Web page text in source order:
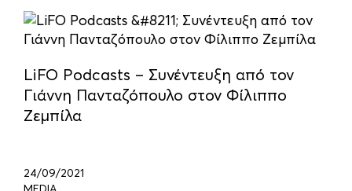
LiFO Podcasts – Συνέντευξη από τον
Γιάννη Πανταζόπουλο στον Φίλιππο
Ζεμπίλα
24/09/2021